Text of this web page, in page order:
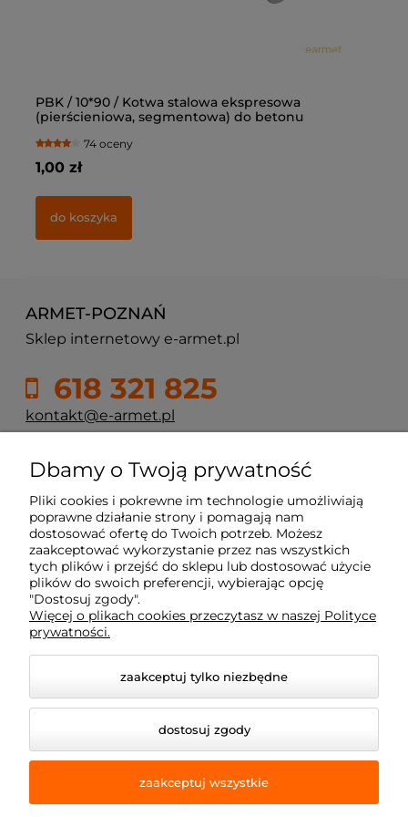
PBK / 10*90 / Kotwa stalowa ekspresowa
(pierścieniowa, segmentowa) do betonu
74 oceny
1,00 zł
do koszyka
ARMET-POZNAŃ
Sklep internetowy e-armet.pl
618 321 825
kontakt@e-armet.pl
ul. Reglowa 13
60-113 Poznań
Moje konto
Płatność i dostawa
Dojazd z okolic
© 2026 e-armet.pl. Wszelkie prawa zastrzeżone.
Dbamy o Twoją prywatność
Pliki cookies i pokrewne im technologie umożliwiają
poprawne działanie strony i pomagają nam
dostosować ofertę do Twoich potrzeb. Możesz
zaakceptować wykorzystanie przez nas wszystkich
tych plików i przejść do sklepu lub dostosować użycie
plików do swoich preferencji, wybierając opcję
"Dostosuj zgody".
Więcej o plikach cookies przeczytasz w naszej Polityce
prywatności.
zaakceptuj tylko niezbędne
dostosuj zgody
zaakceptuj wszystkie